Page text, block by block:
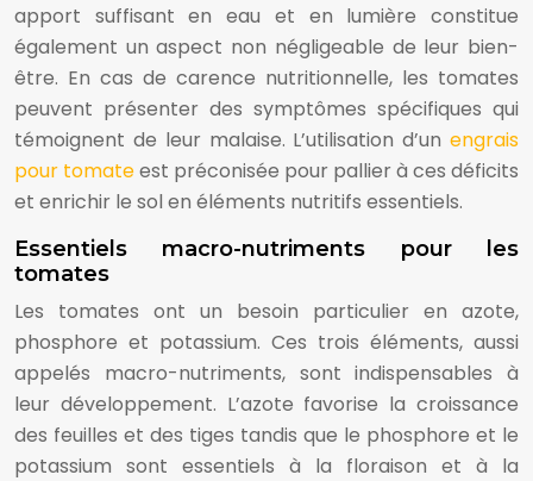
apport suffisant en eau et en lumière constitue
également un aspect non négligeable de leur bien-
être. En cas de carence nutritionnelle, les tomates
peuvent présenter des symptômes spécifiques qui
témoignent de leur malaise. L’utilisation d’un engrais
pour tomateest préconisée pour pallier à ces déficits
et enrichir le sol en éléments nutritifs essentiels.
Essentiels macro-nutriments pour les
tomates
Les tomates ont un besoin particulier en azote,
phosphore et potassium. Ces trois éléments, aussi
appelés macro-nutriments, sont indispensables à
leur développement. L’azote favorise la croissance
des feuilles et des tiges tandis que le phosphore et le
potassium sont essentiels à la floraison et à la